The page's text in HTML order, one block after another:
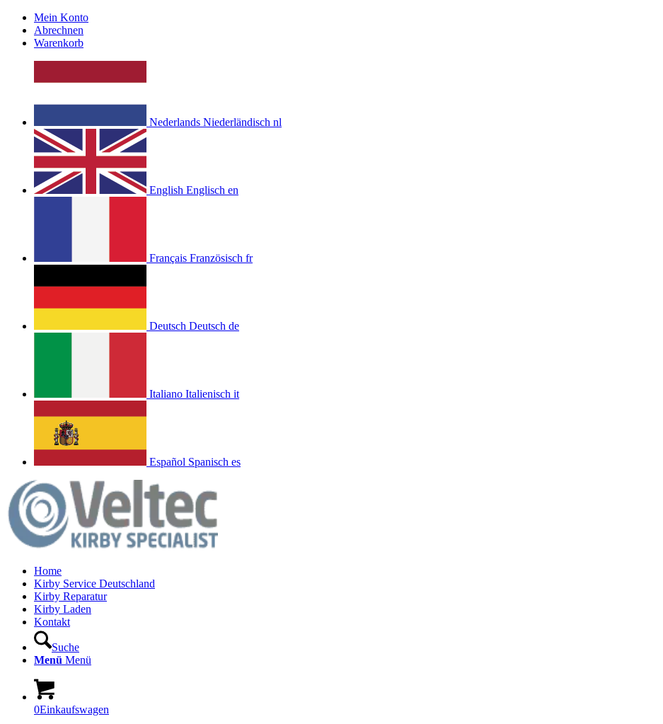
Mein Konto
Abrechnen
Warenkorb
Nederlands Niederländisch nl
English Englisch en
Français Französisch fr
Deutsch Deutsch de
Italiano Italienisch it
Español Spanisch es
Home
Kirby Service Deutschland
Kirby Reparatur
Kirby Laden
Kontakt
Suche
Menü Menü
0Einkaufswagen